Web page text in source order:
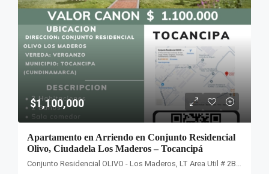
$1,100,000
Apartamento en Arriendo en Conjunto Residencial
Olivo, Ciudadela Los Maderos – Tocancipá